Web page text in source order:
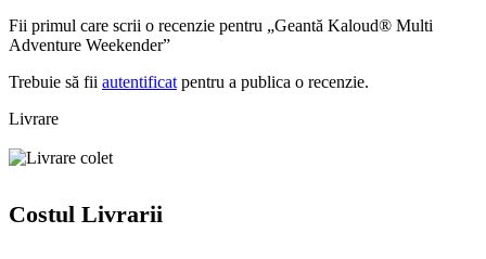
Fii primul care scrii o recenzie pentru „Geantă Kaloud® Multi
Adventure Weekender”
Trebuie să fii autentificat pentru a publica o recenzie.
Livrare
Costul Livrarii